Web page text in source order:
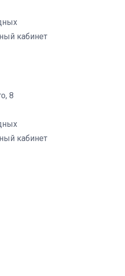
кабинет
8
кабинет